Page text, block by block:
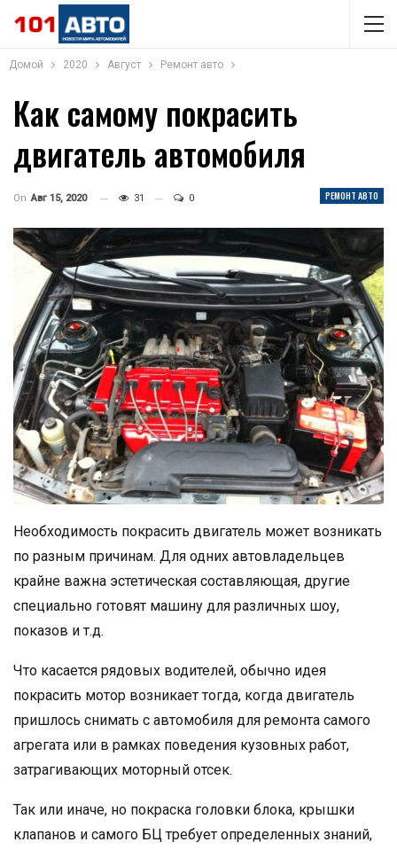
Домой 2020 Август Ремонт авто
Как самому покрасить
двигатель автомобиля
РЕМОНТ АВТО
On Авг 15, 2020 31 0
Необходимость покрасить двигатель может возникать
по разным причинам. Для одних автовладельцев
крайне важна эстетическая составляющая, другие
специально готовят машину для различных шоу,
показов и т.д.
Что касается рядовых водителей, обычно идея
покрасить мотор возникает тогда, когда двигатель
пришлось снимать с автомобиля для ремонта самого
агрегата или в рамках поведения кузовных работ,
затрагивающих моторный отсек.
Так или иначе, но покраска головки блока, крышки
клапанов и самого БЦ требует определенных знаний,